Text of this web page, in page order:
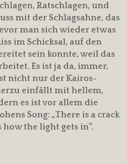
Ratschlagen, und
mit der Schlagsahne, das
man sich wieder etwas
im Schicksal, auf den
sein konnte, weil das
Es ist ja da, immer,
nicht nur der Kairos-
einfällt mit hellem,
es ist vor allem die
Song: „There is a crack
the light gets in“.